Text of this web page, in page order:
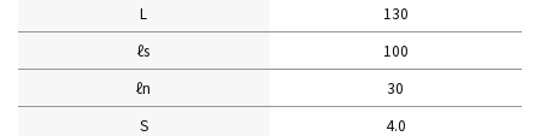
L
130
ℓs
100
ℓn
30
S
4.0